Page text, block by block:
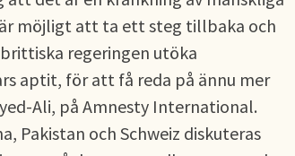
möjligt att ta ett steg tillbaka och
regeringen utöka
aptit, för att få reda på ännu mer
Ali, på Amnesty International.
Pakistan och Schweiz diskuteras